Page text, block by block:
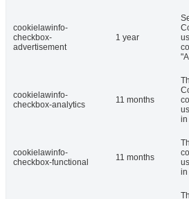
cookielawinfo-
checkbox-
advertisement
1 year
cookielawinfo-
checkbox-analytics
11 months
in
cookielawinfo-
checkbox-functional
11 months
in